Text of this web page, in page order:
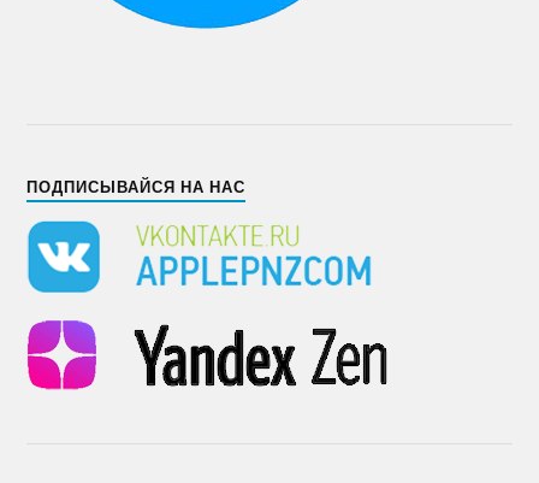
ПОДПИСЫВАЙСЯ НА НАС